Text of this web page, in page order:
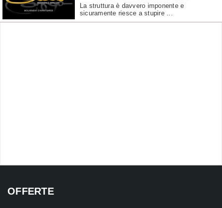
La struttura è davvero imponente e
sicuramente riesce a stupire ...
OFFERTE